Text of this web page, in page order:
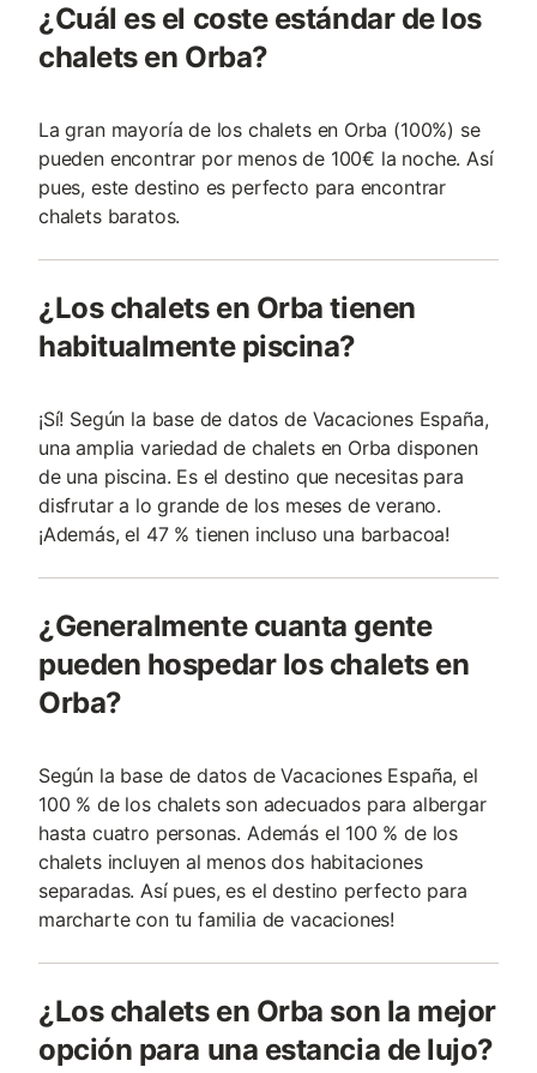
¿Cuál es el coste estándar de los
chalets en Orba?
La gran mayoría de los chalets en Orba (100%) se
pueden encontrar por menos de 100€ la noche. Así
pues, este destino es perfecto para encontrar
chalets baratos.
¿Los chalets en Orba tienen
habitualmente piscina?
¡Sí! Según la base de datos de Vacaciones España,
una amplia variedad de chalets en Orba disponen
de una piscina. Es el destino que necesitas para
disfrutar a lo grande de los meses de verano.
¡Además, el 47 % tienen incluso una barbacoa!
¿Generalmente cuanta gente
pueden hospedar los chalets en
Orba?
Según la base de datos de Vacaciones España, el
100 % de los chalets son adecuados para albergar
hasta cuatro personas. Además el 100 % de los
chalets incluyen al menos dos habitaciones
separadas. Así pues, es el destino perfecto para
marcharte con tu familia de vacaciones!
¿Los chalets en Orba son la mejor
opción para una estancia de lujo?